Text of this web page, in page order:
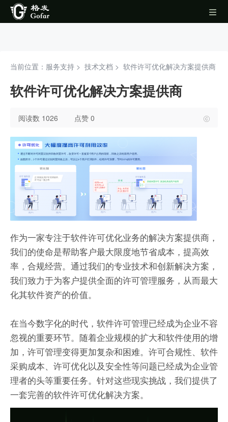
当前位置：服务支持 > 技术文档 > 软件许可优化解决方案提供商
软件许可优化解决方案提供商
阅读数 1026 点赞 0
作为一家专注于软件许可优化业务的解决方案提供商，
我们的使命是帮助客户最大限度地节省成本，提高效
率，合规经营。通过我们的专业技术和创新解决方案，
我们致力于为客户提供全面的许可管理服务，从而最大
化其软件资产的价值。
在当今数字化的时代，软件许可管理已经成为企业不容
忽视的重要环节。随着企业规模的扩大和软件使用的增
加，许可管理变得更加复杂和困难。许可合规性、软件
采购成本、许可优化以及安全性等问题已经成为企业管
理者的头等重要任务。针对这些现实挑战，我们提供了
一套完善的软件许可优化解决方案。